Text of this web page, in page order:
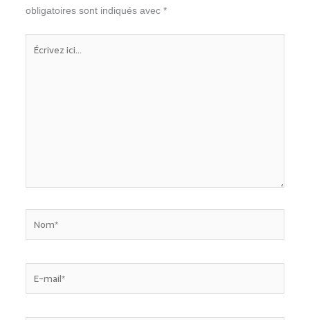
obligatoires sont indiqués avec *
Écrivez
ici…